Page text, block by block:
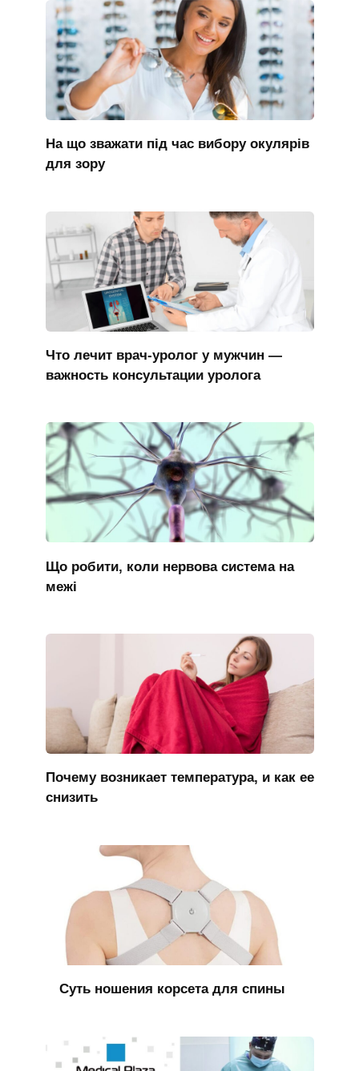
На що зважати під час вибору окулярів
для зору
Что лечит врач-уролог у мужчин —
важность консультации уролога
Що робити, коли нервова система на
межі
Почему возникает температура, и как ее
снизить
Суть ношения корсета для спины